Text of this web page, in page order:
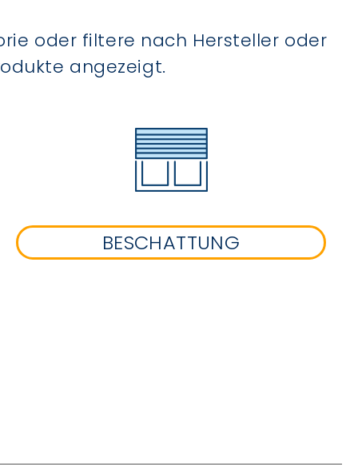
oder filtere nach Hersteller oder
angezeigt.
BESCHATTUNG